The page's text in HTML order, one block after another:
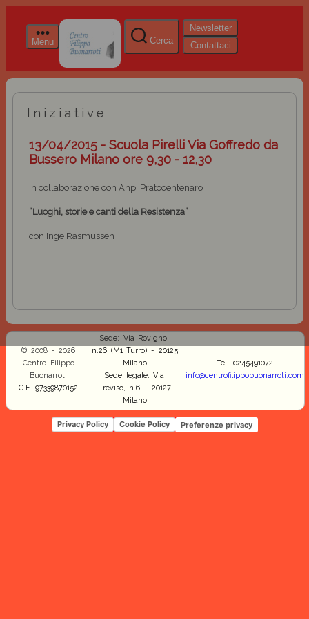
Menu Cerca
Newsletter
Contattaci
Iniziative
13/04/2015 - Scuola Pirelli Via Goffredo da
Bussero Milano ore 9,30 - 12,30
in collaborazione con Anpi Pratocentenaro
“Luoghi, storie e canti della Resistenza”
con Inge Rasmussen
© 2008 - 2026
Centro Filippo
Buonarroti
C.F. 97339870152
Sede: Via Rovigno,
n.26 (M1 Turro) - 20125
Milano
Sede legale: Via
Treviso, n.6 - 20127
Milano
Tel. 0245491072
info@centrofilippobuonarroti.com
Privacy Policy Cookie Policy Preferenze privacy